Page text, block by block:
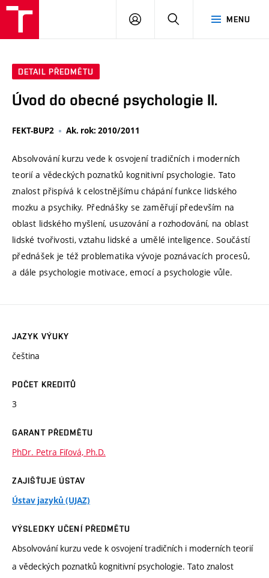
MENU
PŘIHLÁSIT
DETAIL PŘEDMĚTU
Úvod do obecné psychologie II.
FEKT-BUP2 Ak. rok: 2010/2011
Absolvování kurzu vede k osvojení tradičních i moderních
teorií a vědeckých poznatků kognitivní psychologie. Tato
znalost přispívá k celostnějšímu chápání funkce lidského
mozku a psychiky. Přednášky se zaměřují především na
oblast lidského myšlení, usuzování a rozhodování, na oblast
lidské tvořivosti, vztahu lidské a umělé inteligence. Součástí
přednášek je též problematika vývoje poznávacích procesů,
a dále psychologie motivace, emocí a psychologie vůle.
JAZYK VÝUKY
čeština
POČET KREDITŮ
3
GARANT PŘEDMĚTU
PhDr. Petra Fiľová, Ph.D.
ZAJIŠŤUJE ÚSTAV
Ústav jazyků (UJAZ)
VÝSLEDKY UČENÍ PŘEDMĚTU
Absolvování kurzu vede k osvojení tradičních i moderních teorií
a vědeckých poznatků kognitivní psychologie. Tato znalost